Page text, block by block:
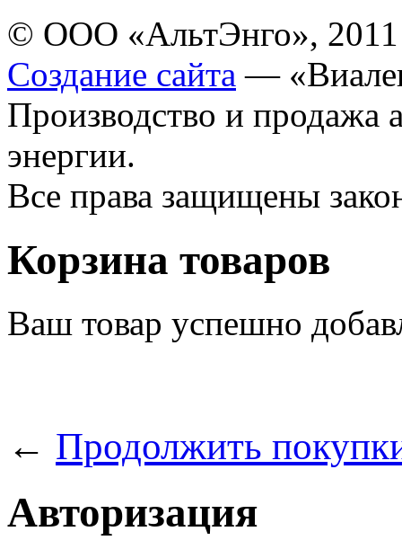
© ООО «АльтЭнго», 2011
Создание сайта —
Производство и продажа
энергии.
Все права защищены
Корзина товаров
Ваш товар успешно
← Продолжить
Авторизация